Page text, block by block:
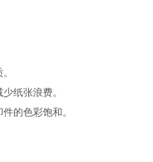
纸张浪费。
的色彩饱和。